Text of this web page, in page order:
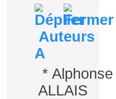
Auteurs
A
* Alphonse
ALLAIS